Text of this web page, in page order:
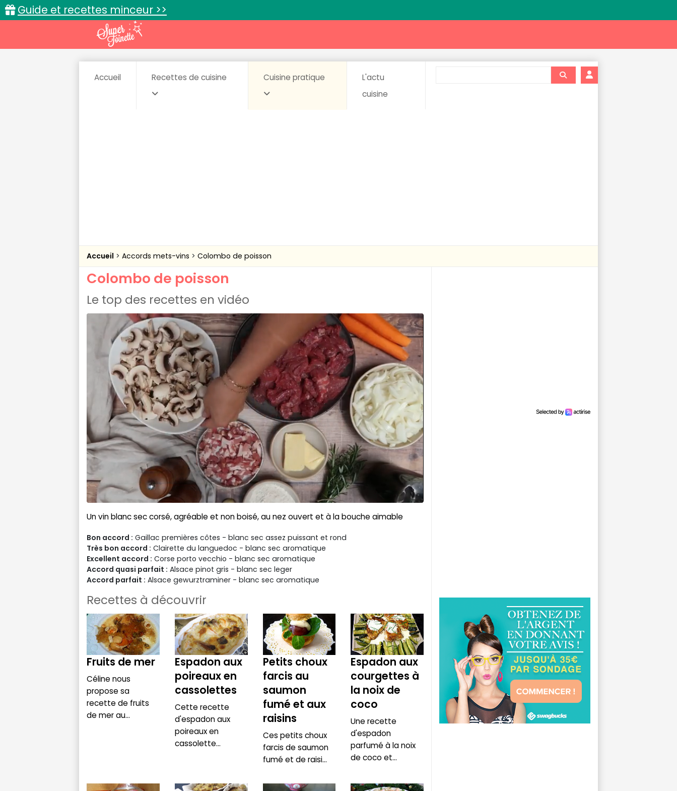
Guide et recettes minceur >>
Accueil Recettes de cuisine Cuisine pratique
L'actu
cuisine
Accueil Accords mets-vins Colombo de poisson
Colombo de poisson
Le top des recettes en vidéo
Un vin blanc sec corsé, agréable et non boisé, au nez ouvert et à la bouche aimable
Bon accord : Gaillac premières côtes - blanc sec assez puissant et rond
Très bon accord : Clairette du languedoc - blanc sec aromatique
Excellent accord : Corse porto vecchio - blanc sec aromatique
Accord quasi parfait : Alsace pinot gris - blanc sec leger
Accord parfait : Alsace gewurztraminer - blanc sec aromatique
Recettes à découvrir
Fruits de mer
Céline nous
propose sa
recette de fruits
de mer au...
Espadon aux
poireaux en
cassolettes
Cette recette
d'espadon aux
poireaux en
cassolette...
Petits choux
farcis au
saumon
fumé et aux
raisins
Ces petits choux
farcis de saumon
fumé et de raisi...
Espadon aux
courgettes à
la noix de
coco
Une recette
d'espadon
parfumé à la noix
de coco et...